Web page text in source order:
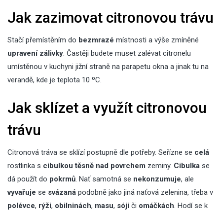
Jak zazimovat citronovou trávu
Stačí přemístěním do bezmrazé místnosti a výše zmíněné
upravení zálivky. Častěji budete muset zalévat citronelu
umístěnou v kuchyni jižní straně na parapetu okna a jinak tu na
verandě, kde je teplota 10 ºC.
Jak sklízet a využít citronovou
trávu
Citronová tráva se sklízí postupně dle potřeby. Seřízne se celá
rostlinka s cibulkou těsně nad povrchem zeminy. Cibulka se
dá použít do pokrmů. Nať samotná se nekonzumuje, ale
vyvařuje se svázaná podobně jako jiná naťová zelenina, třeba v
polévce, rýži, obilninách, masu, sóji či omáčkách. Hodí se k